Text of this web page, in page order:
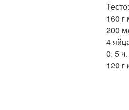
Тесто:
160 г
200
4
0, 5
120 г